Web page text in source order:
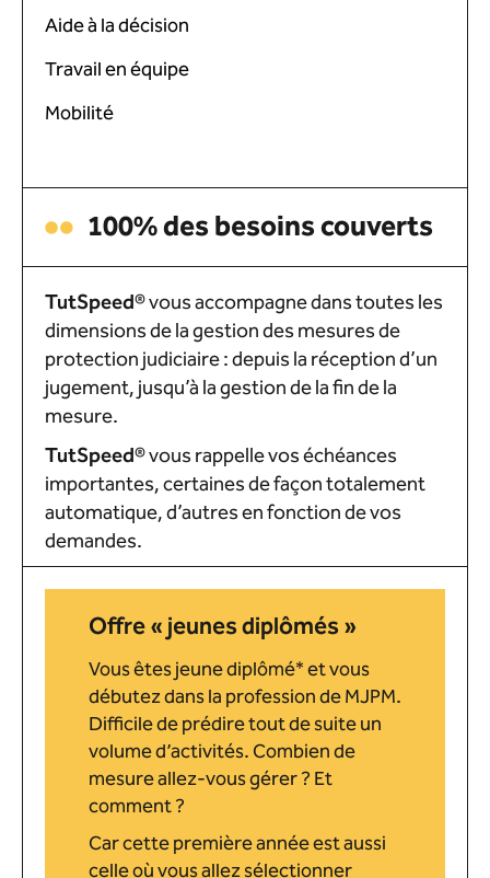
Aide à la décision
Travail en équipe
Mobilité
100% des besoins couverts
TutSpeed®vous accompagne dans toutes les
dimensions de la gestion des mesures de
protection judiciaire : depuis la réception d’un
jugement, jusqu’à la gestion de la fin de la
mesure.
TutSpeed®vous rappelle vos échéances
importantes, certaines de façon totalement
automatique, d’autres en fonction de vos
demandes.
Offre « jeunes diplômés »
Vous êtes jeune diplômé* et vous
débutez dans la profession de MJPM.
Difficile de prédire tout de suite un
volume d’activités. Combien de
mesure allez-vous gérer ? Et
comment ?
Car cette première année est aussi
celle où vous allez sélectionner